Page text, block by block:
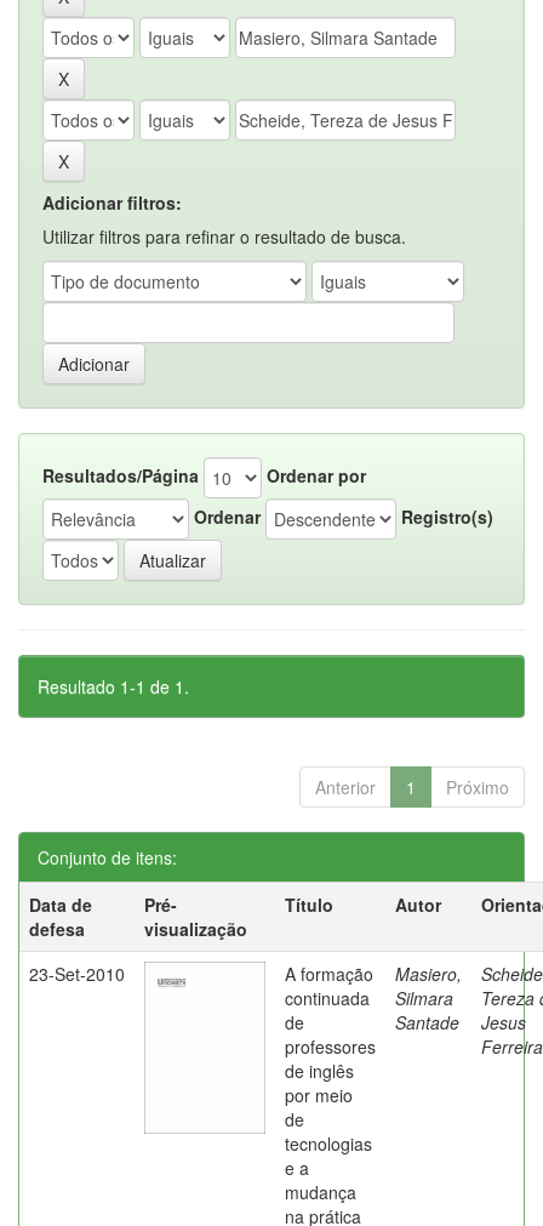
Adicionar filtros:
Utilizar filtros para refinar o resultado de busca.
Resultados/Página
Ordenar por
Ordenar
Registro(s)
Resultado 1-1 de 1.
Anterior 1 Próximo
Conjunto de itens:
Data de
defesa
Pré-
visualização
Título Autor
23-Set-2010
A formação
continuada
de
professores
de inglês
por meio
de
tecnologias
e a
mudança
na prática
Masiero,
Silmara
Santade
Tereza
Jesus
Ferreira